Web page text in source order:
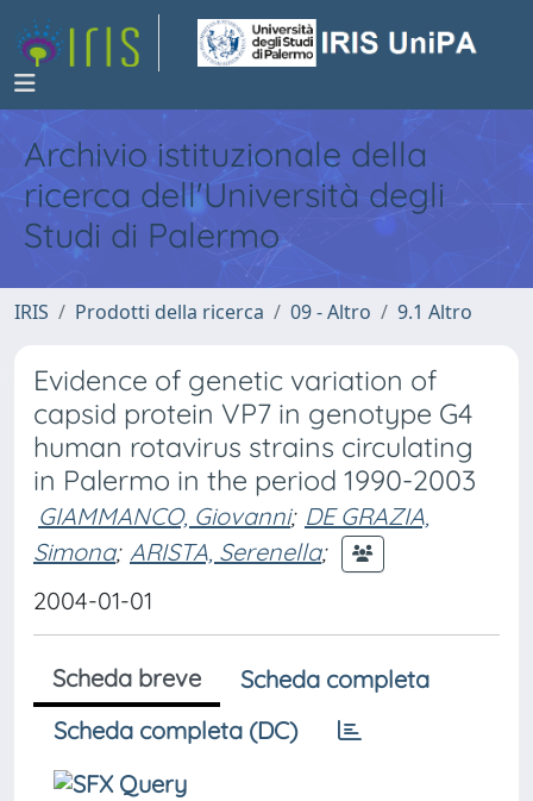
Archivio istituzionale della
ricerca dell'Università degli
Studi di Palermo
IRIS Prodotti della ricerca 09 - Altro 9.1 Altro
Evidence of genetic variation of
capsid protein VP7 in genotype G4
human rotavirus strains circulating
in Palermo in the period 1990-2003
GIAMMANCO, Giovanni; DE GRAZIA,
Simona; ARISTA, Serenella;
2004-01-01
Scheda breve
Scheda completa
Scheda completa (DC)